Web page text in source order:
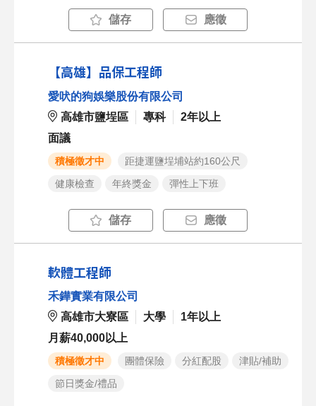
儲存 應徵
【高雄】品保工程師
愛吠的狗娛樂股份有限公司
高雄市鹽埕區
專科
2年以上
面議
積極徵才中
距捷運鹽埕埔站約160公尺
健康檢查
年終獎金 彈性上下班
儲存 應徵
軟體工程師
禾鏵實業有限公司
高雄市大寮區
大學
1年以上
月薪40,000以上
積極徵才中 團體保險 分紅配股
津貼/補助
節日獎金/禮品